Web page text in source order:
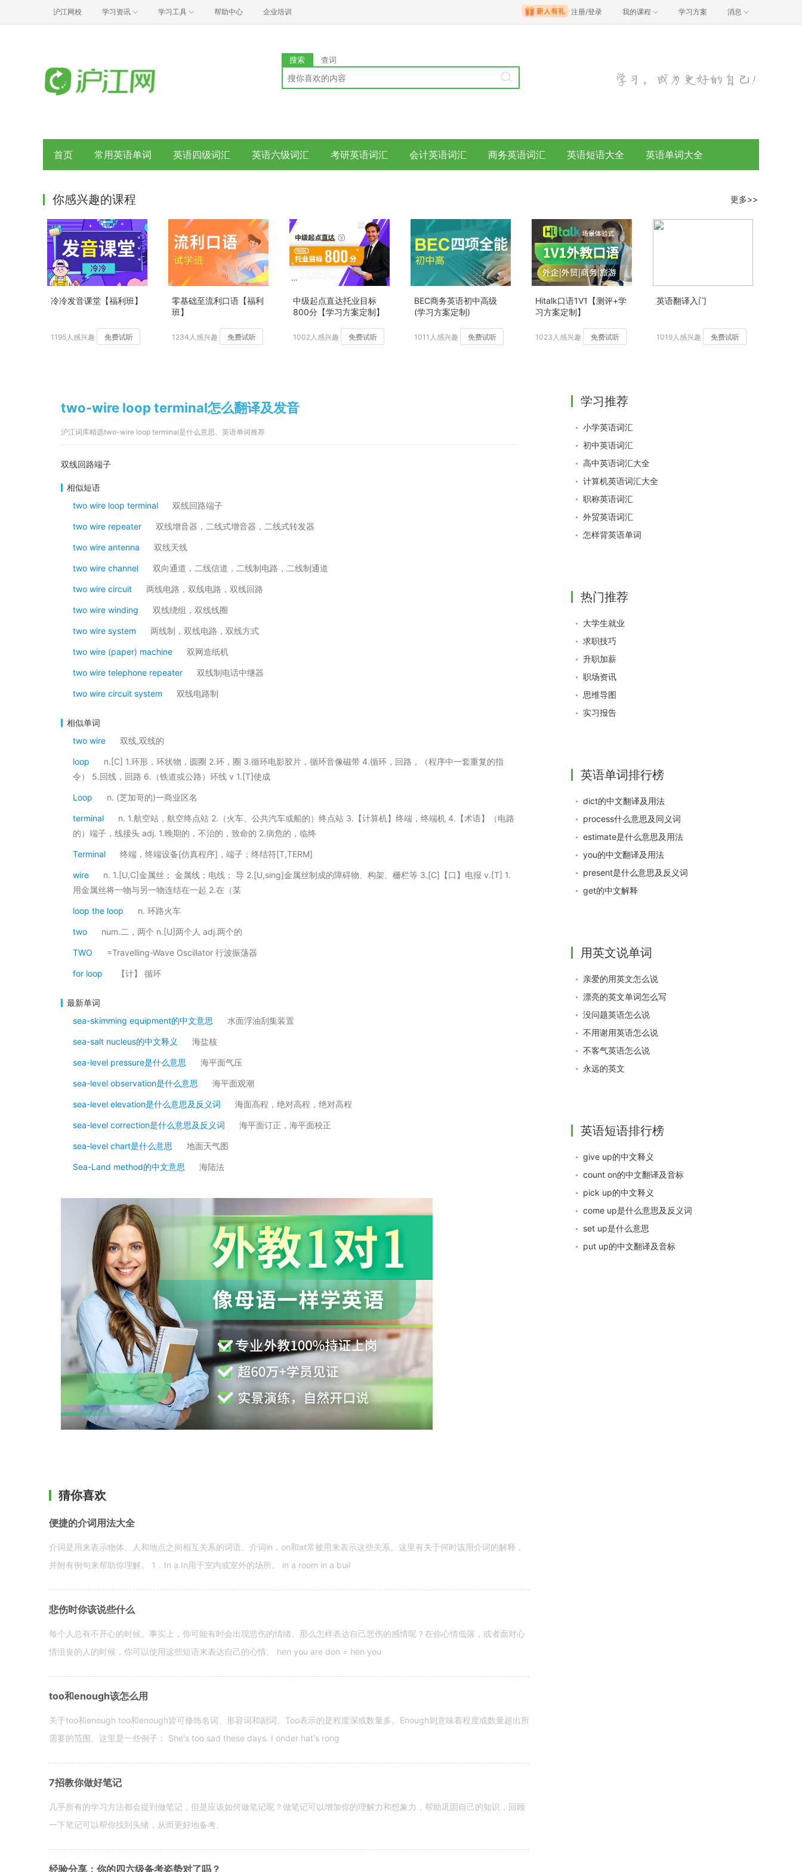
沪江网校 学习资讯 学习工具 帮助中心 企业培训 注册/登录 我的课程 学习方案 消息
搜索 查词
首页 常用英语单词 英语四级词汇 英语六级词汇 考研英语词汇 会计英语词汇 商务英语词汇 英语短语大全 英语单词大全
你感兴趣的课程 更多>>
冷冷发音课堂【福利班】
1195人感兴趣 免费试听
零基础至流利口语【福利
班】
1234人感兴趣 免费试听
中级起点直达托业目标
800分【学习方案定制】
1002人感兴趣 免费试听
BEC商务英语初中高级
(学习方案定制)
1011人感兴趣 免费试听
Hitalk口语1V1【测评+学
习方案定制】
1023人感兴趣 免费试听
英语翻译入门
1019人感兴趣 免费试听
two-wire loop terminal怎么翻译及发音
沪江词库精选two-wire loop terminal是什么意思、英语单词推荐
双线回路端子
相似短语
two wire loop terminal
双线回路端子
two wire repeater 双线增音器，二线式增音器，二线式转发器
two wire antenna 双线天线
two wire channel 双向通道，二线信道，二线制电路，二线制通道
two wire circuit 两线电路，双线电路，双线回路
two wire winding 双线绕组，双线线圈
two wire system 两线制，双线电路，双线方式
two wire (paper) machine 双网造纸机
two wire telephone repeater 双线制电话中继器
two wire circuit system 双线电路制
相似单词
two wire
双线,双线的
loop
n.[C] 1.环形，环状物，圆圈 2.环，圈 3.循环电影胶片，循环音像磁带 4.循环，回路，（程序中一套重复的指
令） 5.回线，回路 6.（铁道或公路）环线 v 1.[T]使成
Loop n. (芝加哥的)一商业区名
terminal
n. 1.航空站，航空终点站 2.（火车、公共汽车或船的）终点站 3.【计算机】终端，终端机 4.【术语】（电路
的）端子，线接头 adj. 1.晚期的，不治的，致命的 2.病危的，临终
Terminal 终端，终端设备[仿真程序]，端子；终结符[T,TERM]
wire
n. 1.[U,C]金属丝； 金属线；电线； 导 2.[U,sing]金属丝制成的障碍物、构架、栅栏等 3.[C]【口】电报 v.[T] 1.
用金属丝将一物与另一物连结在一起 2.在（某
loop the loop n. 环路火车
two num.二，两个 n.[U]两个人 adj.两个的
TWO =Travelling-Wave Oscillator 行波振荡器
for loop 【计】 循环
最新单词
sea-skimming equipment的中文意思
水面浮油刮集装置
sea-salt nucleus的中文释义 海盐核
sea-level pressure是什么意思 海平面气压
sea-level observation是什么意思 海平面观潮
sea-level elevation是什么意思及反义词 海面高程，绝对高程，绝对高程
sea-level correction是什么意思及反义词 海平面订正，海平面校正
sea-level chart是什么意思 地面天气图
Sea-Land method的中文意思 海陆法
猜你喜欢
便捷的介词用法大全
介词是用来表示物体、人和地点之间相互关系的词语。介词in，on和at常被用来表示这些关系。这里有关于何时该用介词的解释，
并附有例句来帮助你理解。 1．In a.In用于室内或室外的场所。 in a room in a buil
悲伤时你该说些什么
每个人总有不开心的时候。事实上，你可能有时会出现悲伤的情绪。那么怎样表达自己悲伤的感情呢？在你心情低落，或者面对心
情沮丧的人的时候，你可以使用这些短语来表达自己的心情。 hen you are don = hen you
too和enough该怎么用
关于too和enough too和enough皆可修饰名词、形容词和副词。Too表示的是程度深或数量多。Enough则意味着程度或数量超出所
需要的范围。这里是一些例子： She's too sad these days. I onder hat's rong
7招教你做好笔记
几乎所有的学习方法都会提到做笔记，但是应该如何做笔记呢？做笔记可以增加你的理解力和想象力，帮助巩固自己的知识，回顾
一下笔记可以帮你找到头绪，从而更好地备考。
经验分享：你的四六级备考姿势对了吗？
学习推荐
小学英语词汇
初中英语词汇
高中英语词汇大全
计算机英语词汇大全
职称英语词汇
外贸英语词汇
怎样背英语单词
热门推荐
大学生就业
求职技巧
升职加薪
职场资讯
思维导图
实习报告
英语单词排行榜
dict的中文翻译及用法
process什么意思及同义词
estimate是什么意思及用法
you的中文翻译及用法
present是什么意思及反义词
get的中文解释
用英文说单词
亲爱的用英文怎么说
漂亮的英文单词怎么写
没问题英语怎么说
不用谢用英语怎么说
不客气英语怎么说
永远的英文
英语短语排行榜
give up的中文释义
count on的中文翻译及音标
pick up的中文释义
come up是什么意思及反义词
set up是什么意思
put up的中文翻译及音标